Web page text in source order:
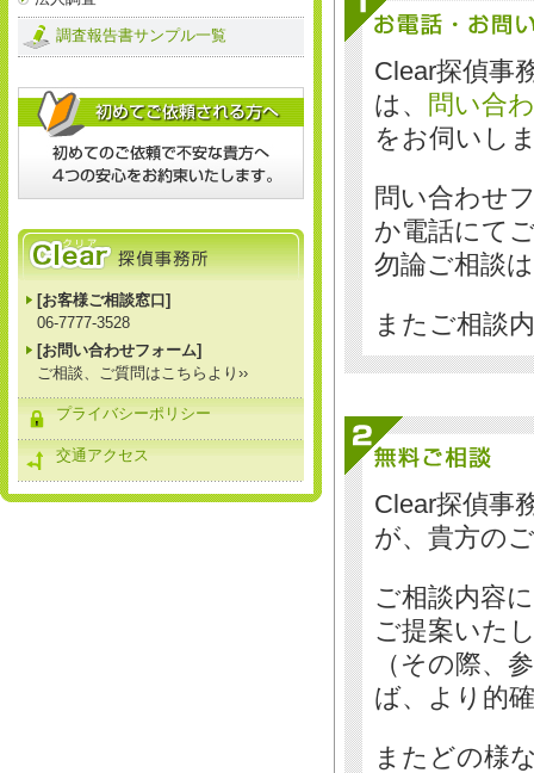
調査報告書サンプル一覧
[お客様ご相談窓口]
06-7777-3528
[お問い合わせフォーム]
ご相談、ご質問はこちらより››
プライバシーポリシー
交通アクセス
Clear探偵事
は、
問い合
をお伺いし
問い合わせ
か電話にて
勿論ご相談
またご相談
Clear探偵事
が、貴方の
ご相談内容
ご提案いた
（その際、
ば、より的
またどの様